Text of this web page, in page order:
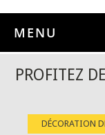
MENU
PROFITEZ
DÉCORATION